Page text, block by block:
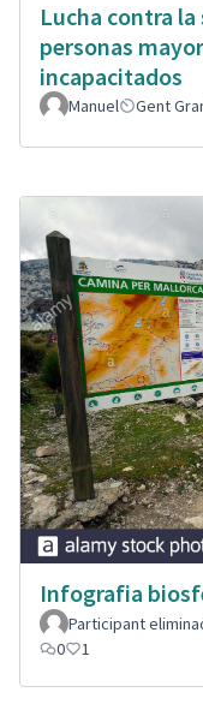
Lucha contra la
personas
incapacitados
Manuel Gent
Infografia
Participant
0
1